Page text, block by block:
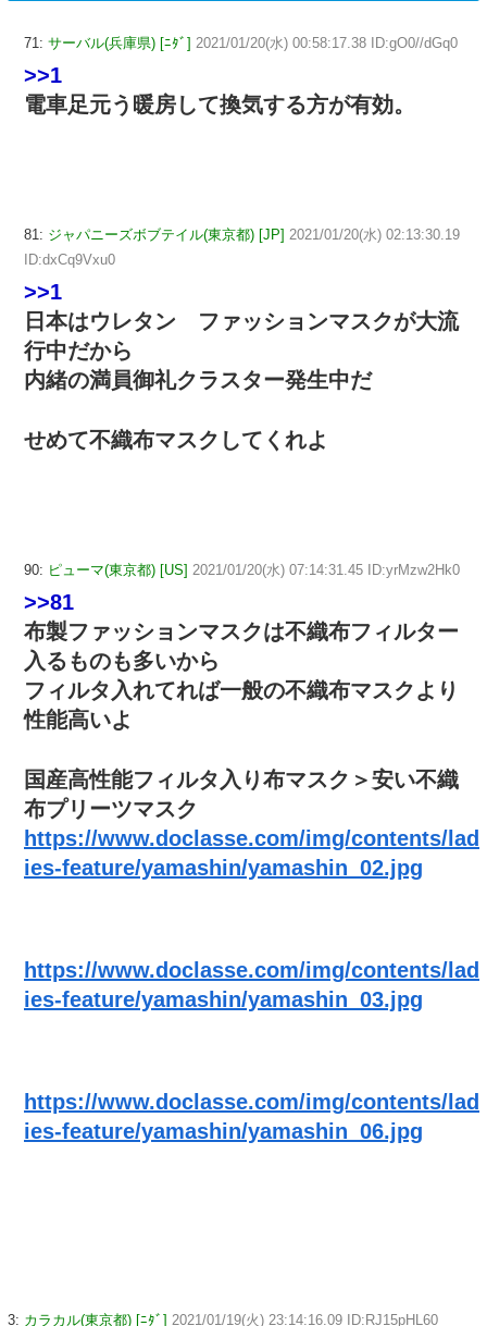
71: サーバル(兵庫県) [ﾆﾀﾞ] 2021/01/20(水) 00:58:17.38 ID:gO0//dGq0
>>1
電車足元う暖房して換気する方が有効。
81: ジャパニーズボブテイル(東京都) [JP] 2021/01/20(水) 02:13:30.19
ID:dxCq9Vxu0
>>1
日本はウレタン ファッションマスクが大流
行中だから
内緒の満員御礼クラスター発生中だ
せめて不織布マスクしてくれよ
90: ピューマ(東京都) [US] 2021/01/20(水) 07:14:31.45 ID:yrMzw2Hk0
>>81
布製ファッションマスクは不織布フィルター
入るものも多いから
フィルタ入れてれば一般の不織布マスクより
性能高いよ
国産高性能フィルタ入り布マスク＞安い不織
布プリーツマスク
https://www.doclasse.com/img/contents/lad
ies-feature/yamashin/yamashin_02.jpg
https://www.doclasse.com/img/contents/lad
ies-feature/yamashin/yamashin_03.jpg
https://www.doclasse.com/img/contents/lad
ies-feature/yamashin/yamashin_06.jpg
3: カラカル(東京都) [ﾆﾀﾞ] 2021/01/19(火) 23:14:16.09 ID:RJ15pHL60